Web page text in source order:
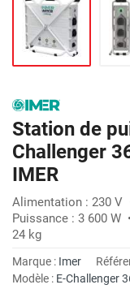
Station de
Challenger
IMER
Alimentation : 230 V
Puissance : 3 600
24 kg
Marque : Imer
Modèle : E-Challenger